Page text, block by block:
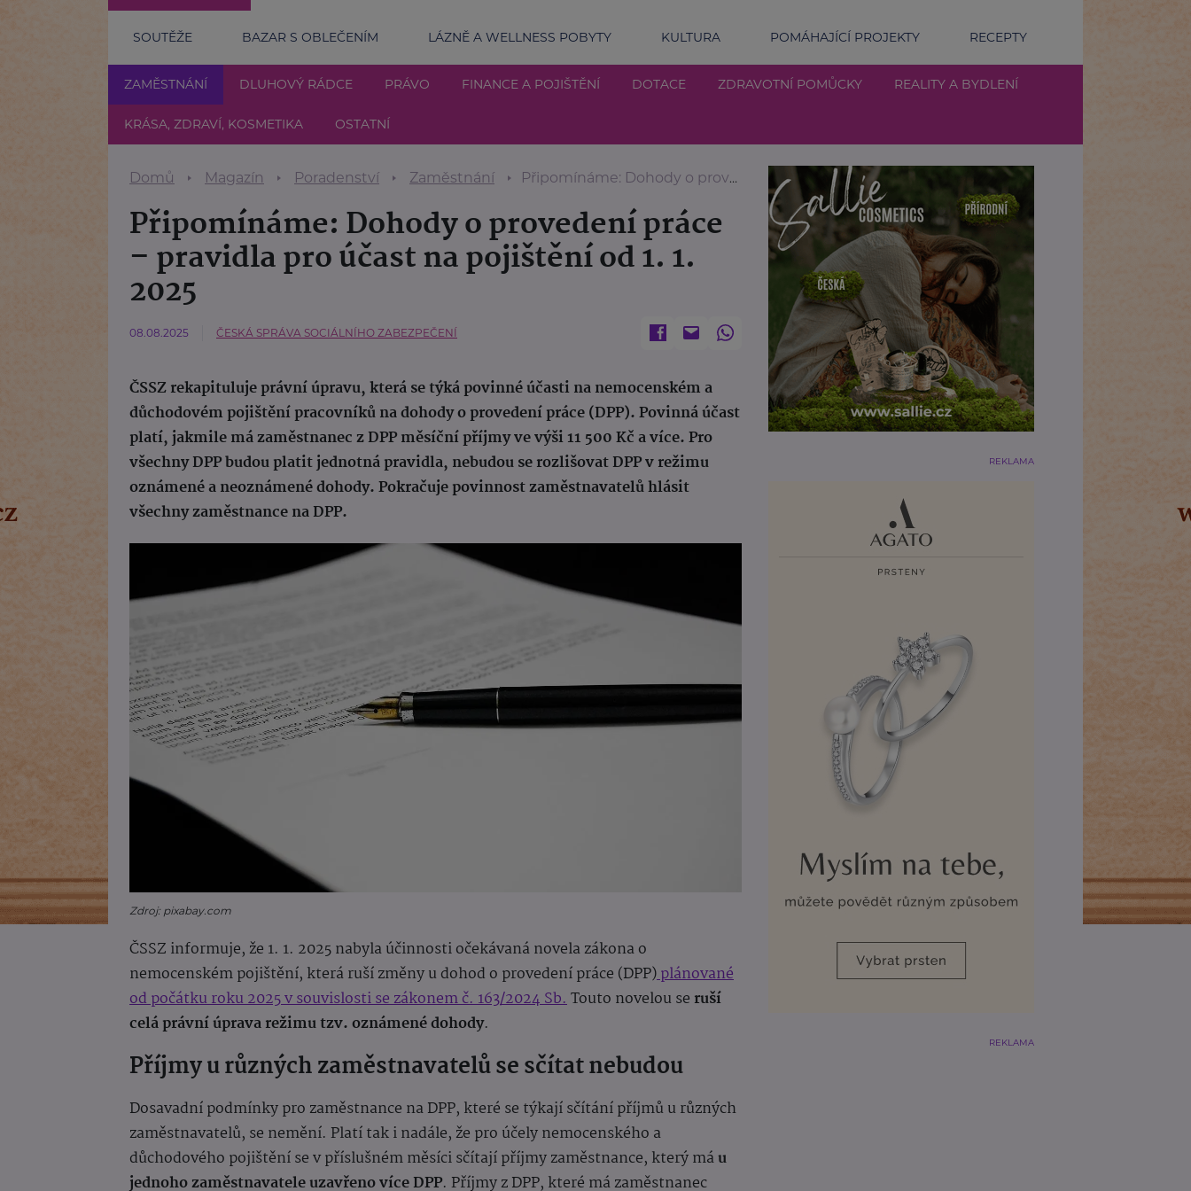
SOUTĚŽE BAZAR S OBLEČENÍM LÁZNĚ A WELLNESS POBYTY KULTURA POMÁHAJÍCÍ PROJEKTY RECEPTY
ZAMĚSTNÁNÍ DLUHOVÝ RÁDCE PRÁVO FINANCE A POJIŠTĚNÍ DOTACE ZDRAVOTNÍ POMŮCKY REALITY A BYDLENÍ
KRÁSA, ZDRAVÍ, KOSMETIKA OSTATNÍ
Domů Magazín Poradenství Zaměstnání Připomínáme: Dohody o provedení práce – pravidla pro účast na pojištění od 1. 1. 2025
Připomínáme: Dohody o provedení práce
– pravidla pro účast na pojištění od 1. 1.
2025
08.08.2025 ČESKÁ SPRÁVA SOCIÁLNÍHO ZABEZPEČENÍ
ČSSZ rekapituluje právní úpravu, která se týká povinné účasti na nemocenském a
důchodovém pojištění pracovníků na dohody o provedení práce (DPP). Povinná účast
platí, jakmile má zaměstnanec z DPP měsíční příjmy ve výši 11 500 Kč a více. Pro
všechny DPP budou platit jednotná pravidla, nebudou se rozlišovat DPP v režimu
oznámené a neoznámené dohody. Pokračuje povinnost zaměstnavatelů hlásit
všechny zaměstnance na DPP.
Zdroj: pixabay.com
ČSSZ informuje, že 1. 1. 2025 nabyla účinnosti očekávaná novela zákona o
nemocenském pojištění, která ruší změny u dohod o provedení práce (DPP)plánované
od počátku roku 2025 v souvislosti se zákonem č. 163/2024 Sb.Touto novelou se ruší
celá právní úprava režimu tzv. oznámené dohody.
Příjmy u různých zaměstnavatelů se sčítat nebudou
Dosavadní podmínky pro zaměstnance na DPP, které se týkají sčítání příjmů u různých
zaměstnavatelů, se nemění. Platí tak i nadále, že pro účely nemocenského a
důchodového pojištění se v příslušném měsíci sčítají příjmy zaměstnance, který máu
jednoho zaměstnavatele uzavřeno více DPP. Příjmy z DPP, které má zaměstnanec
REKLAMA
REKLAMA